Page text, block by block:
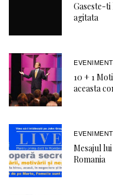
Gaseste-
agitata
10 + 1
aceasta
Mesajul
Romania